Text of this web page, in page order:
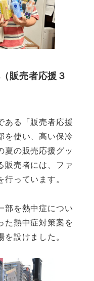
販売者応援３
ある「販売者応援
を使い、高い保冷
夏の販売応援グッ
販売者には、ファ
っています。
部を熱中症につい
た熱中症対策案を
設けました。